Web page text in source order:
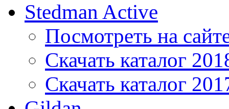
Stedman Active
Посмотреть на
Скачать каталог
Скачать каталог